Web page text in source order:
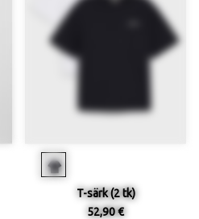
T-särk (2 tk)
52,90 €